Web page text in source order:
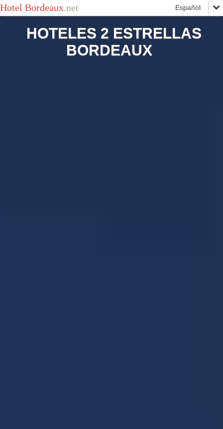
Hotel Bordeaux.net
HOTELES 2 ESTRELLAS
BORDEAUX